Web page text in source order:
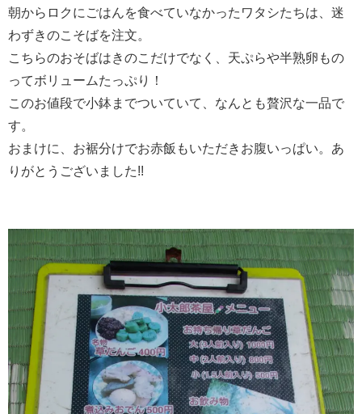
朝からロクにごはんを食べていなかったワタシたちは、迷
わずきのこそばを注文。
こちらのおそばはきのこだけでなく、天ぷらや半熟卵もの
ってボリュームたっぷり！
このお値段で小鉢までついていて、なんとも贅沢な一品で
す。
おまけに、お裾分けでお赤飯もいただきお腹いっぱい。あ
りがとうございました!!